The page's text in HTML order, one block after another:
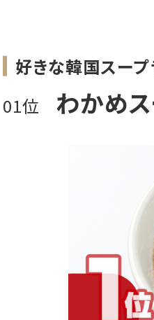
好きな韓国スープ
01位
わかめス